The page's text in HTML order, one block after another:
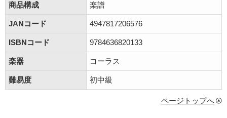
商品構成 楽譜
JANコード 4947817206576
ISBNコード 9784636820133
楽器 コーラス
難易度 初中級
ページトップへ